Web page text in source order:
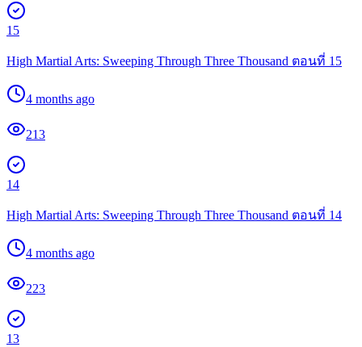
15
High Martial Arts: Sweeping Through Three Thousand ตอนที่ 15
4 months ago
213
14
High Martial Arts: Sweeping Through Three Thousand ตอนที่ 14
4 months ago
223
13